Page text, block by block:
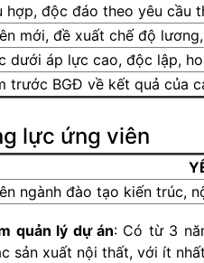
hợp, độc đáo theo yêu cầu
mới, đề xuất chế độ
dưới áp lực cao, độc lập,
trước BGĐ về kết quả của
lực ứng viên
ngành đào tạo kiến trúc,
quản lý dự án: Có từ 3
sản xuất nội thất, với ít